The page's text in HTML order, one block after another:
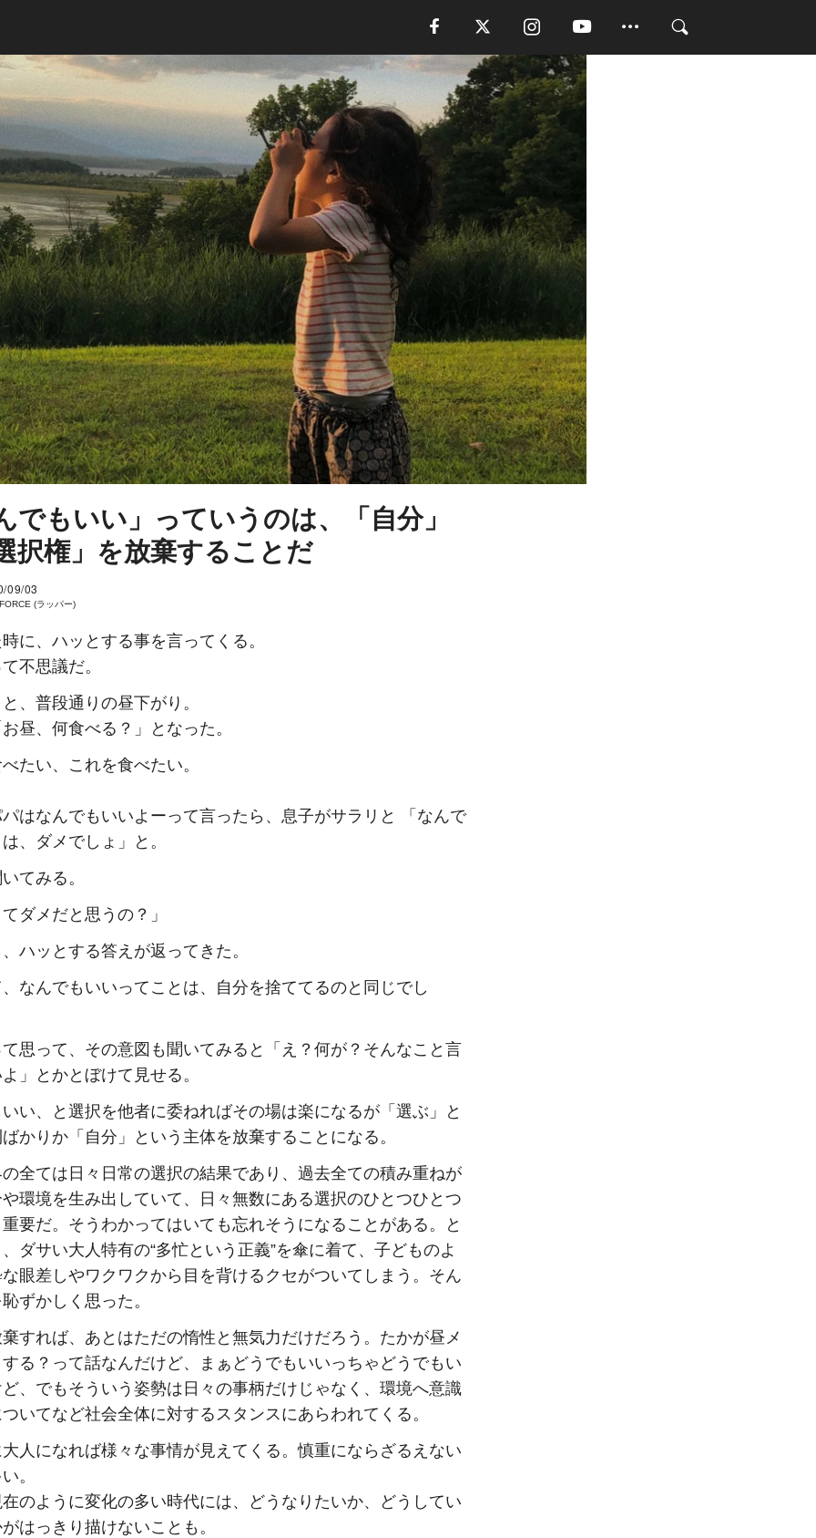
でもいい」っていうのは、「自分」
択権」を放棄することだ
09/03
(ラッパー)
に、ハッとする事を言ってくる。
不思議だ。
、普段通りの昼下がり。
昼、何食べる？」となった。
たい、これを食べたい。
はなんでもいいよーって言ったら、息子がサラリと 「なんで
、ダメでしょ」と。
てみる。
ダメだと思うの？」
ハッとする答えが返ってきた。
なんでもいいってことは、自分を捨ててるのと同じでし
思って、その意図も聞いてみると「え？何が？そんなこと言
」とかとぼけて見せる。
い、と選択を他者に委ねればその場は楽になるが「選ぶ」と
かりか「自分」という主体を放棄することになる。
全ては日々日常の選択の結果であり、過去全ての積み重ねが
環境を生み出していて、日々無数にある選択のひとつひとつ
要だ。そうわかってはいても忘れそうになることがある。と
ダサい大人特有の“多忙という正義”を傘に着て、子どものよ
眼差しやワクワクから目を背けるクセがついてしまう。そん
ずかしく思った。
すれば、あとはただの惰性と無気力だけだろう。たかが昼メ
る？って話なんだけど、まぁどうでもいいっちゃどうでもい
、でもそういう姿勢は日々の事柄だけじゃなく、環境へ意識
いてなど社会全体に対するスタンスにあらわれてくる。
人になれば様々な事情が見えてくる。慎重にならざるえない
。
のように変化の多い時代には、どうなりたいか、どうしてい
はっきり描けないことも。